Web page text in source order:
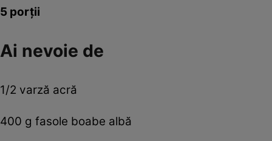
5 porţii
Ai nevoie de
1/2 varză acră
400 g fasole boabe albă